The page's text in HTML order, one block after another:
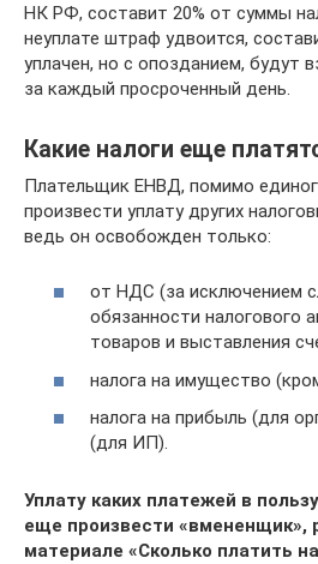
НК РФ, составит 20% от суммы
неуплате штраф удвоится,
уплачен, но с опозданием, будут
за каждый просроченный день.
Какие налоги еще
Плательщик ЕНВД, помимо
произвести уплату других
ведь он освобожден только:
от НДС (за исключением
обязанности налогового
товаров и выставления
налога на имущество
налога на прибыль (для
(для ИП).
Уплату каких платежей в
еще произвести «вмененщик»,
материале «Сколько платить